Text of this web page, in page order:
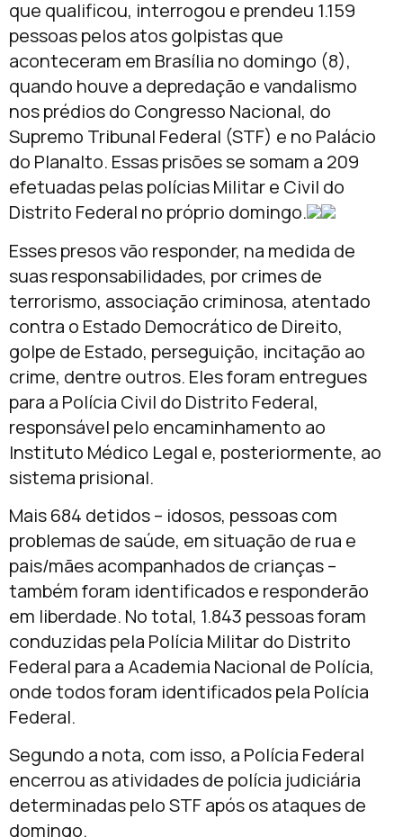
que qualificou, interrogou e prendeu 1.159
pessoas pelos atos golpistas que
aconteceram em Brasília no domingo (8),
quando houve a depredação e vandalismo
nos prédios do Congresso Nacional, do
Supremo Tribunal Federal (STF) e no Palácio
do Planalto. Essas prisões se somam a 209
efetuadas pelas polícias Militar e Civil do
Distrito Federal no próprio domingo.
Esses presos vão responder, na medida de
suas responsabilidades, por crimes de
terrorismo, associação criminosa, atentado
contra o Estado Democrático de Direito,
golpe de Estado, perseguição, incitação ao
crime, dentre outros. Eles foram entregues
para a Polícia Civil do Distrito Federal,
responsável pelo encaminhamento ao
Instituto Médico Legal e, posteriormente, ao
sistema prisional.
Mais 684 detidos – idosos, pessoas com
problemas de saúde, em situação de rua e
pais/mães acompanhados de crianças –
também foram identificados e responderão
em liberdade. No total, 1.843 pessoas foram
conduzidas pela Polícia Militar do Distrito
Federal para a Academia Nacional de Polícia,
onde todos foram identificados pela Polícia
Federal.
Segundo a nota, com isso, a Polícia Federal
encerrou as atividades de polícia judiciária
determinadas pelo STF após os ataques de
domingo.